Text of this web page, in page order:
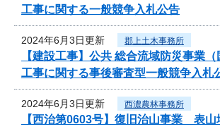
工事に関する一般競争入札公告
2024年6月3日更新 郡上土木事務所
【建設工事】公共 総合流域防災事業（
工事に関する事後審査型一般競争入札
2024年6月3日更新 西濃農林事務所
【西治第0603号】復旧治山事業 表山